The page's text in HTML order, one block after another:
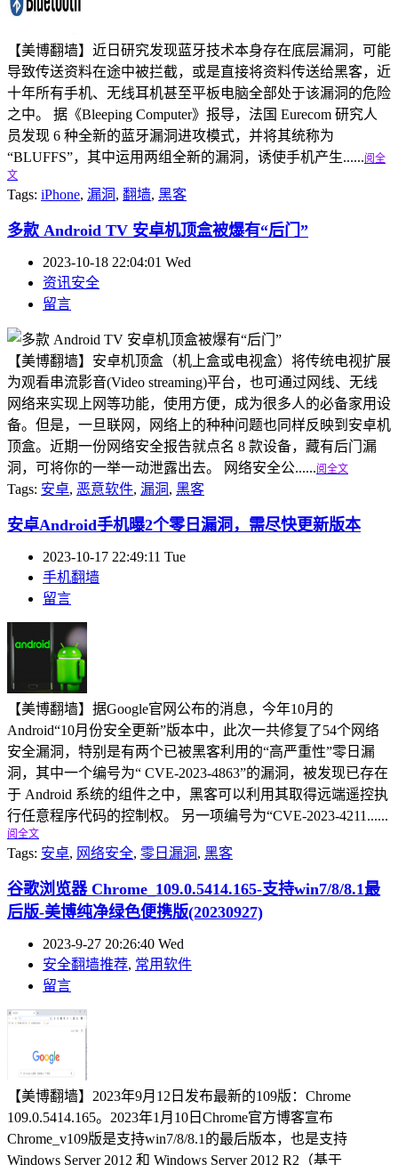
【美博翻墙】近日研究发现蓝牙技术本身存在底层漏洞，可能
导致传送资料在途中被拦截，或是直接将资料传送给黑客，近
十年所有手机、无线耳机甚至平板电脑全部处于该漏洞的危险
之中。 据《Bleeping Computer》报导，法国 Eurecom 研究人
员发现 6 种全新的蓝牙漏洞进攻模式，并将其统称为
“BLUFFS”，其中运用两组全新的漏洞，诱使手机产生......阅全
文
Tags: iPhone, 漏洞 , 翻墙, 黑客
多款 Android TV 安卓机顶盒被爆有“后门”
2023-10-18 22:04:01 Wed
资讯安全
留言
【美博翻墙】安卓机顶盒（机上盒或电视盒）将传统电视扩展
为观看串流影音(Video streaming)平台，也可通过网线、无线
网络来实现上网等功能，使用方便，成为很多人的必备家用设
备。但是，一旦联网，网络上的种种问题也同样反映到安卓机
顶盒。近期一份网络安全报告就点名 8 款设备，藏有后门漏
洞，可将你的一举一动泄露出去。 网络安全公......阅全文
Tags: 安卓, 恶意软件, 漏洞 , 黑客
安卓Android手机曝2个零日漏洞，需尽快更新版本
2023-10-17 22:49:11 Tue
手机翻墙
留言
【美博翻墙】据Google官网公布的消息，今年10月的
Android“10月份安全更新”版本中，此次一共修复了54个网络
安全漏洞，特别是有两个已被黑客利用的“高严重性”零日漏
洞，其中一个编号为“ CVE-2023-4863”的漏洞，被发现已存在
于 Android 系统的组件之中，黑客可以利用其取得远端遥控执
行任意程序代码的控制权。 另一项编号为“CVE-2023-4211......
阅全文
Tags: 安卓, 网络安全, 零日漏洞 , 黑客
谷歌浏览器 Chrome_109.0.5414.165-支持win7/8/8.1最
后版-美博纯净绿色便携版(20230927)
2023-9-27 20:26:40 Wed
安全翻墙推荐, 常用软件
留言
【美博翻墙】2023年9月12日发布最新的109版：Chrome
109.0.5414.165。2023年1月10日Chrome官方博客宣布
Chrome_v109版是支持win7/8/8.1的最后版本，也是支持
Windows Server 2012 和 Windows Server 2012 R2（基于